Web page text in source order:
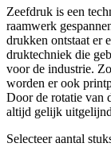
Zeefdruk is een
raamwerk
drukken ontstaat er
druktechniek die
voor de industrie.
worden er ook
Door de rotatie van
altijd gelijk
Selecteer aantal